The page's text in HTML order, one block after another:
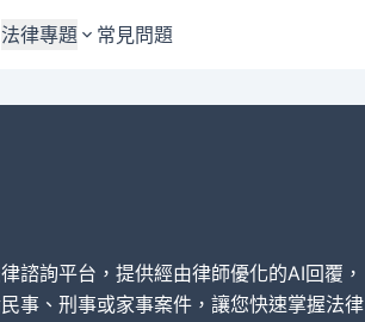
法律專題
與監護權
與債權
犯罪案件
常見問題
諮詢平台，提供經由律師優化的AI回覆，
事、刑事或家事案件，讓您快速掌握法律